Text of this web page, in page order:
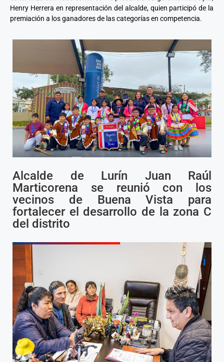
Henry Herrera en representación del alcalde, quien participó de la
premiación a los ganadores de las categorías en competencia.
Alcalde de Lurín Juan Raúl
Marticorena se reunió con los
vecinos de Buena Vista para
fortalecer el desarrollo de la zona C
del distrito